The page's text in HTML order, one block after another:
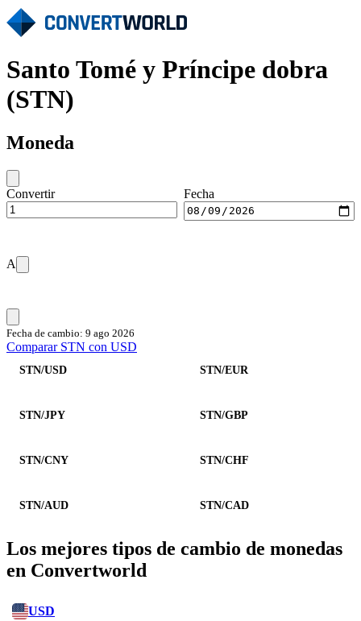
Santo Tomé y Príncipe dobra
(STN)
Moneda
Convertir Fecha
A
Fecha de cambio: 9 ago 2026
Comparar STN con USD
STN/USD STN/EUR
STN/JPY STN/GBP
STN/CNY STN/CHF
STN/AUD STN/CAD
Los mejores tipos de cambio de monedas
en Convertworld
USD